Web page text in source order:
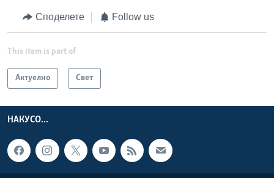
Споделете Follow us
This item is part of
Актуелно Свет
НАКУСО...